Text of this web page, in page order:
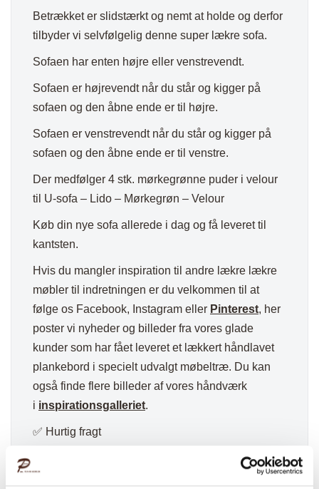
Betrækket er slidstærkt og nemt at holde og derfor
tilbyder vi selvfølgelig denne super lækre sofa.
Sofaen har enten højre eller venstrevendt.
Sofaen er højrevendt når du står og kigger på
sofaen og den åbne ende er til højre.
Sofaen er venstrevendt når du står og kigger på
sofaen og den åbne ende er til venstre.
Der medfølger 4 stk. mørkegrønne puder i velour
til U-sofa – Lido – Mørkegrøn – Velour
Køb din nye sofa allerede i dag og få leveret til
kantsten.
Hvis du mangler inspiration til andre lækre lækre
møbler til indretningen er du velkommen til at
følge os Facebook, Instagram eller Pinterest, her
poster vi nyheder og billeder fra vores glade
kunder som har fået leveret et lækkert håndlavet
plankebord i specielt udvalgt møbeltræ. Du kan
også finde flere billeder af vores håndværk
i inspirationsgalleriet.
✅ Hurtig fragt
✅ 14 dages fuld returret